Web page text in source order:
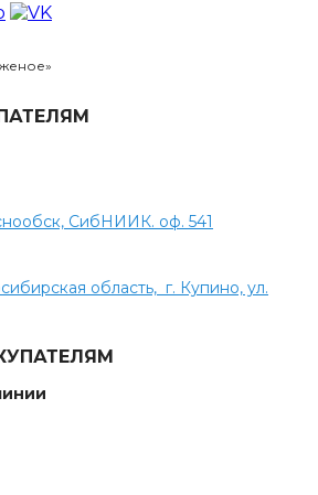
СибНИИК. оф. 541
область, г. Купино, ул.